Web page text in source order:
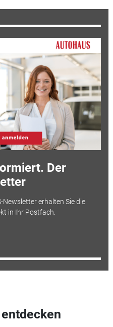
Der
Newsletter erhalten Sie die
in Ihr Postfach.